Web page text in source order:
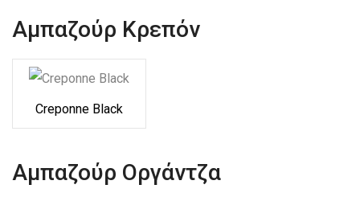
Αμπαζούρ Κρεπόν
Creponne Black
Αμπαζούρ Οργάντζα